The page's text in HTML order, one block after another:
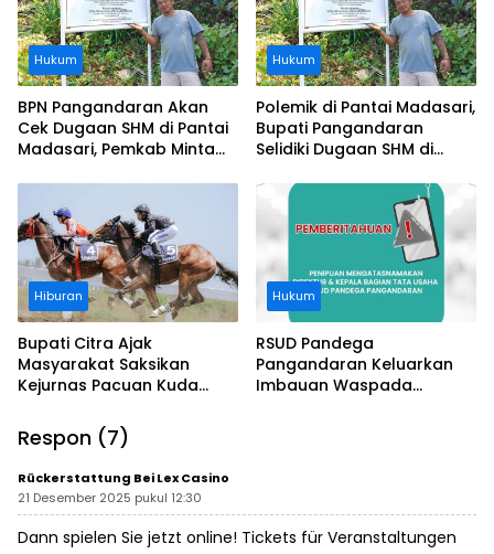
Hukum
BPN Pangandaran Akan
Cek Dugaan SHM di Pantai
Madasari, Pemkab Minta
Hukum
Polemik di Pantai Madasari,
Bupati Pangandaran
Selidiki Dugaan SHM di
Pantai
Hiburan
Bupati Citra Ajak
Masyarakat Saksikan
Kejurnas Pacuan Kuda
Legokjawa
Hukum
RSUD Pandega
Pangandaran Keluarkan
Imbauan Waspada
Respon (7)
Rückerstattung Bei Lex Casino
21 Desember 2025 pukul 12:30
Dann spielen Sie jetzt online! Tickets für Veranstaltungen